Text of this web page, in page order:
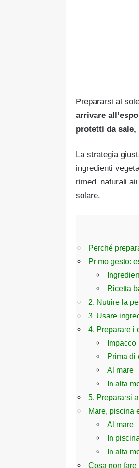
Prepararsi al
arrivare
protetti da sale,
La strategia
ingredienti
rimedi naturali
solare.
Perché
Primo gesto:
Ricetta
2. Nutrire la
3. Usare
4. Preparare i
Impacco
Prima di
Al mare
In alta
5. Prepararsi
Mare, piscina
Al mare
In piscina
In alta
Cosa non